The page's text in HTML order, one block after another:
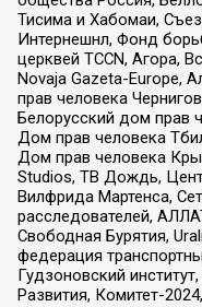
Тисима и Хабомаи,
Интернешнл, Фонд
церквей TCCN, Агора,
Novaja Gazeta-Europe,
прав человека
Белорусский дом прав
Дом прав человека
Дом прав человека
Studios, ТВ Дождь,
Вилфрида Мартенса,
расследователей,
Свободная Бурятия,
федерация
Гудзоновский
Развития, Комитет-